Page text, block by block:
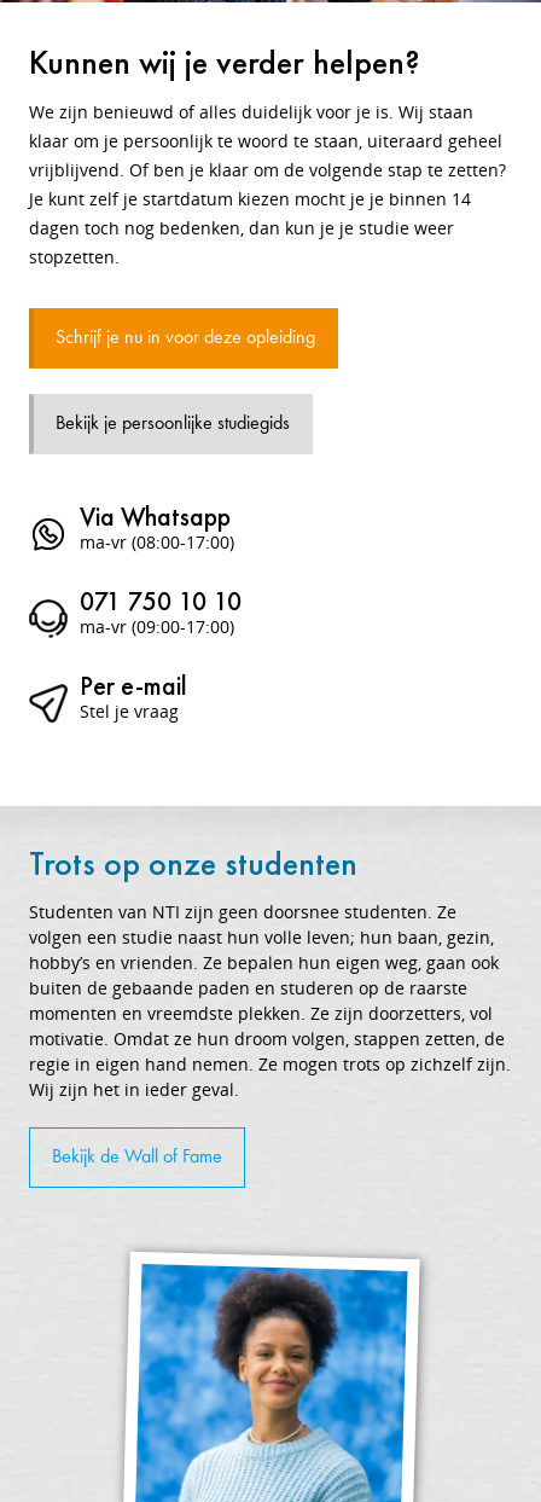
Kunnen wij je verder helpen?
We zijn benieuwd of alles duidelijk voor je is. Wij staan
klaar om je persoonlijk te woord te staan, uiteraard geheel
vrijblijvend. Of ben je klaar om de volgende stap te zetten?
Je kunt zelf je startdatum kiezen mocht je je binnen 14
dagen toch nog bedenken, dan kun je je studie weer
stopzetten.
Schrijf je nu in voor deze opleiding
Bekijk je persoonlijke studiegids
Via Whatsapp
ma-vr (08:00-17:00)
071 750 10 10
ma-vr (09:00-17:00)
Per e-mail
Stel je vraag
Trots op onze studenten
Studenten van NTI zijn geen doorsnee studenten. Ze
volgen een studie naast hun volle leven; hun baan, gezin,
hobby’s en vrienden. Ze bepalen hun eigen weg, gaan ook
buiten de gebaande paden en studeren op de raarste
momenten en vreemdste plekken. Ze zijn doorzetters, vol
motivatie. Omdat ze hun droom volgen, stappen zetten, de
regie in eigen hand nemen. Ze mogen trots op zichzelf zijn.
Wij zijn het in ieder geval.
Bekijk de Wall of Fame